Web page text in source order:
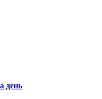
день